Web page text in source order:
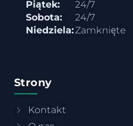
Piątek:
24/7
Sobota:
24/7
Niedziela:Zamknięte
Strony
Kontakt